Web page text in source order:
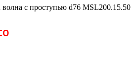
волна с проступью d76 MSL200.15.50